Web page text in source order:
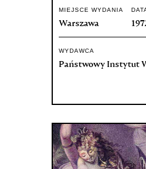
MIEJSCE WYDANIA
Warszawa
WYDAWCA
Państwowy Instytut